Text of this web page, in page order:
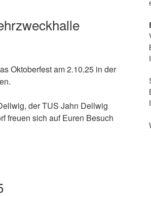
Oktoberfest am 2.10.25 in der
der TUS Jahn Dellwig
freuen sich auf Euren Besuch